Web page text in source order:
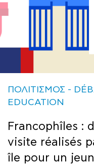
ΠΟΛΙΤΙΣΜΟΣ
EDUCATION
Francophîles :
visite réalisés
île pour un